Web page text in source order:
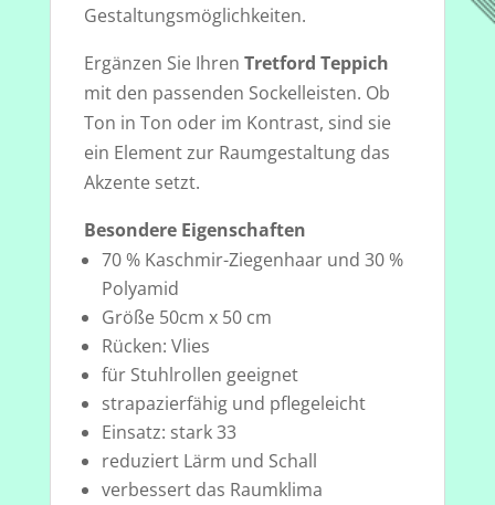
Gestaltungsmöglichkeiten.
Ergänzen Sie Ihren Tretford Teppich
mit den passenden Sockelleisten. Ob
Ton in Ton oder im Kontrast, sind sie
ein Element zur Raumgestaltung das
Akzente setzt.
Besondere Eigenschaften
70 % Kaschmir-Ziegenhaar und 30 %
Polyamid
Größe 50cm x 50 cm
Rücken: Vlies
für Stuhlrollen geeignet
strapazierfähig und pflegeleicht
Einsatz: stark 33
reduziert Lärm und Schall
verbessert das Raumklima